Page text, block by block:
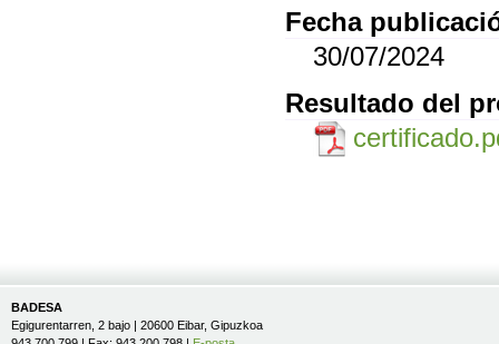
Fecha
30/07/2024
Resultado del
BADESA
Egigurentarren, 2 bajo | 20600 Eibar, Gipuzkoa